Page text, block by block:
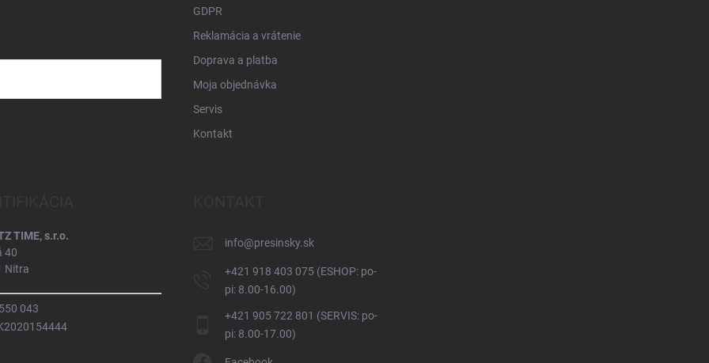
GDPR
Reklamácia a vrátenie
Doprava a platba
Moja objednávka
Servis
Kontakt
TIME, s.r.o.
40
Nitra
043
info@presinsky.sk
+421 918 403 075 (ESHOP: po-
pi: 8.00-16.00)
+421 905 722 801 (SERVIS: po-
pi: 8.00-17.00)